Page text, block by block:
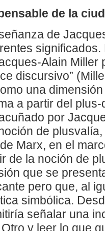
de la
de
Alain Miller
discursivo”
una
a partir del
por
de
Marx, en el
de la noción de
que se
pero que, al
simbólica.
señalar una
y leer lo que